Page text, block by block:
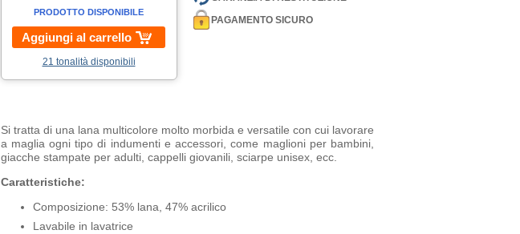
PRODOTTO DISPONIBILE
Aggiungi al carrello
21 tonalità disponibili
PAGAMENTO SICURO
Si tratta di una lana multicolore molto morbida e versatile con cui lavorare
a maglia ogni tipo di indumenti e accessori, come maglioni per bambini,
giacche stampate per adulti, cappelli giovanili, sciarpe unisex, ecc.
Caratteristiche:
Composizione: 53% lana, 47% acrilico
Lavabile in lavatrice